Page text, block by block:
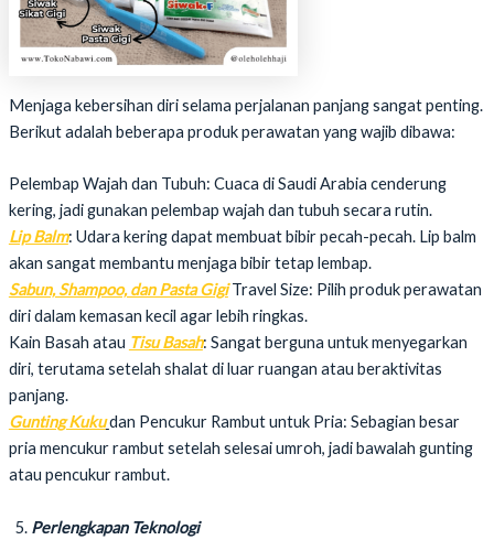
Menjaga kebersihan diri selama perjalanan panjang sangat penting.
Berikut adalah beberapa produk perawatan yang wajib dibawa:
Pelembap Wajah dan Tubuh: Cuaca di Saudi Arabia cenderung
kering, jadi gunakan pelembap wajah dan tubuh secara rutin.
Lip Balm: Udara kering dapat membuat bibir pecah-pecah. Lip balm
akan sangat membantu menjaga bibir tetap lembap.
Sabun, Shampoo, dan Pasta Gigi Travel Size: Pilih produk perawatan
diri dalam kemasan kecil agar lebih ringkas.
Kain Basah atau Tisu Basah: Sangat berguna untuk menyegarkan
diri, terutama setelah shalat di luar ruangan atau beraktivitas
panjang.
Gunting Kukudan Pencukur Rambut untuk Pria: Sebagian besar
pria mencukur rambut setelah selesai umroh, jadi bawalah gunting
atau pencukur rambut.
Perlengkapan Teknologi